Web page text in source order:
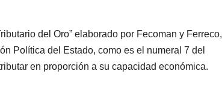
del Oro” elaborado por Fecoman y Ferreco,
Política del Estado, como es el numeral 7 del
en proporción a su capacidad económica.